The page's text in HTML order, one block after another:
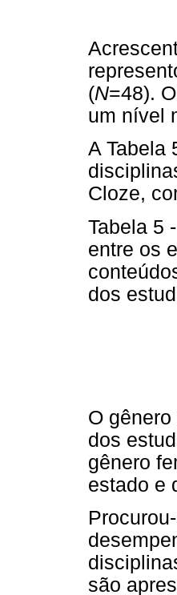
(N=48).
um nível
A Tabela
Cloze,
Tabela 5
entre os
dos
O
dos
gênero
estado e
são